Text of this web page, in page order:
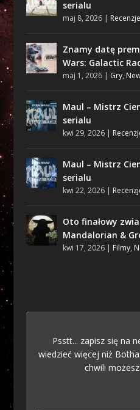
serialu
maj 8, 2026| Recenzje
Znamy datę
Wars: Galactic
maj 1, 2026| Gry,
Maul – Mistrz
serialu
kwi 29, 2026|
Maul – Mistrz
serialu
kwi 22, 2026|
Oto finałowy
Mandalorian &
kwi 17, 2026| Filmy,
Psstt... zapisz się na
wiedzieć więcej niż
chwili